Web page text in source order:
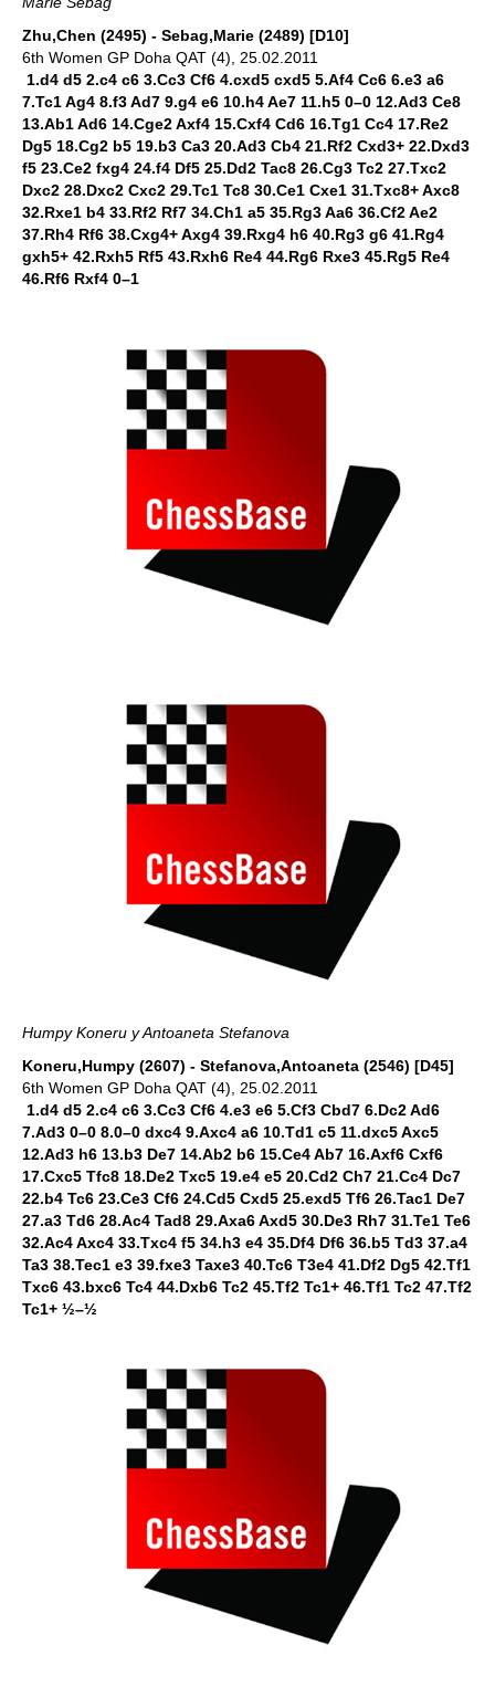
Zhu,Chen (2495) - Sebag,Marie (2489) [D10]
6th Women GP Doha QAT (4), 25.02.2011
1.d4 d5 2.c4 c6 3.Cc3 Cf6 4.cxd5 cxd5 5.Af4 Cc6 6.e3 a6
7.Tc1 Ag4 8.f3 Ad7 9.g4 e6 10.h4 Ae7 11.h5 0–0 12.Ad3 Ce8
13.Ab1 Ad6 14.Cge2 Axf4 15.Cxf4 Cd6 16.Tg1 Cc4 17.Re2
Dg5 18.Cg2 b5 19.b3 Ca3 20.Ad3 Cb4 21.Rf2 Cxd3+ 22.Dxd3
f5 23.Ce2 fxg4 24.f4 Df5 25.Dd2 Tac8 26.Cg3 Tc2 27.Txc2
Dxc2 28.Dxc2 Cxc2 29.Tc1 Tc8 30.Ce1 Cxe1 31.Txc8+ Axc8
32.Rxe1 b4 33.Rf2 Rf7 34.Ch1 a5 35.Rg3 Aa6 36.Cf2 Ae2
37.Rh4 Rf6 38.Cxg4+ Axg4 39.Rxg4 h6 40.Rg3 g6 41.Rg4
gxh5+ 42.Rxh5 Rf5 43.Rxh6 Re4 44.Rg6 Rxe3 45.Rg5 Re4
46.Rf6 Rxf4 0–1
Humpy Koneru y Antoaneta Stefanova
Koneru,Humpy (2607) - Stefanova,Antoaneta (2546) [D45]
6th Women GP Doha QAT (4), 25.02.2011
1.d4 d5 2.c4 c6 3.Cc3 Cf6 4.e3 e6 5.Cf3 Cbd7 6.Dc2 Ad6
7.Ad3 0–0 8.0–0 dxc4 9.Axc4 a6 10.Td1 c5 11.dxc5 Axc5
12.Ad3 h6 13.b3 De7 14.Ab2 b6 15.Ce4 Ab7 16.Axf6 Cxf6
17.Cxc5 Tfc8 18.De2 Txc5 19.e4 e5 20.Cd2 Ch7 21.Cc4 Dc7
22.b4 Tc6 23.Ce3 Cf6 24.Cd5 Cxd5 25.exd5 Tf6 26.Tac1 De7
27.a3 Td6 28.Ac4 Tad8 29.Axa6 Axd5 30.De3 Rh7 31.Te1 Te6
32.Ac4 Axc4 33.Txc4 f5 34.h3 e4 35.Df4 Df6 36.b5 Td3 37.a4
Ta3 38.Tec1 e3 39.fxe3 Taxe3 40.Tc6 T3e4 41.Df2 Dg5 42.Tf1
Txc6 43.bxc6 Tc4 44.Dxb6 Tc2 45.Tf2 Tc1+ 46.Tf1 Tc2 47.Tf2
Tc1+ ½–½